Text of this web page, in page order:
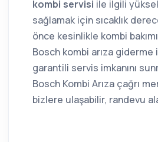
kombi servisi ile ilgili
sağlamak için sıcaklık
önce kesinlikle kombi bakımı
Bosch kombi arıza
garantili servis imkanını
Bosch Kombi Arıza çağrı
bizlere ulaşabilir, randevu